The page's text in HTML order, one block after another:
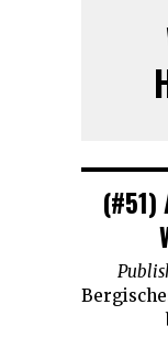
(#51)